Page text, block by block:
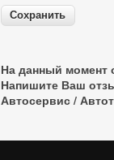
На данный момент
Напишите Ваш
Автосервис /